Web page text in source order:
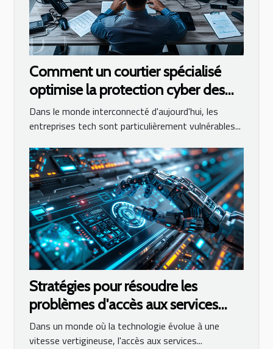
Comment un courtier spécialisé
optimise la protection cyber des
entreprises tech
Dans le monde interconnecté d'aujourd'hui, les
entreprises tech sont particulièrement vulnérables...
Stratégies pour résoudre les
problèmes d'accès aux services
d'IA en ligne
Dans un monde où la technologie évolue à une
vitesse vertigineuse, l'accès aux services...